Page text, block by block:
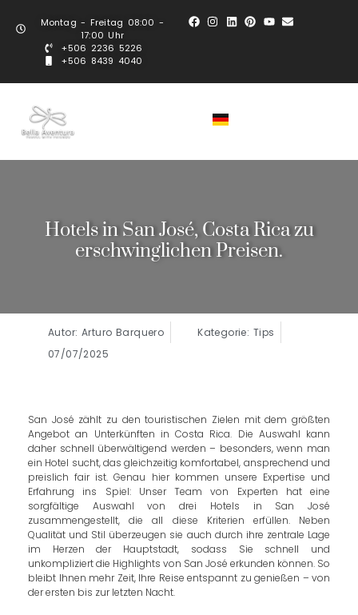
Montag - Freitag 08:00 -
17:00 Uhr
+506 2236 5226
+506 8439 4040
Hotels in San José, Costa Rica zu
erschwinglichen Preisen.
Autor: Arturo Barquero
Kategorie: Tips
07/07/2025
San José zählt zu den touristischen Zielen mit dem größten
Angebot an Unterkünften in Costa Rica. Die Auswahl kann
daher schnell überwältigend werden – besonders, wenn man
ein Hotel sucht, das gleichzeitig komfortabel, ansprechend und
preislich fair ist. Genau hier kommen unsere Expertise und
Erfahrung ins Spiel: Unser Team von Experten hat eine
sorgfältige Auswahl von drei Hotels in San José
zusammengestellt, die all diese Kriterien erfüllen. Neben
Qualität und Stil überzeugen sie auch durch ihre zentrale Lage
im Herzen der Hauptstadt, sodass Sie schnell und
unkompliziert die Highlights von San José erkunden können. So
bleibt Ihnen mehr Zeit, Ihre Reise entspannt zu genießen – von
der ersten bis zur letzten Nacht.